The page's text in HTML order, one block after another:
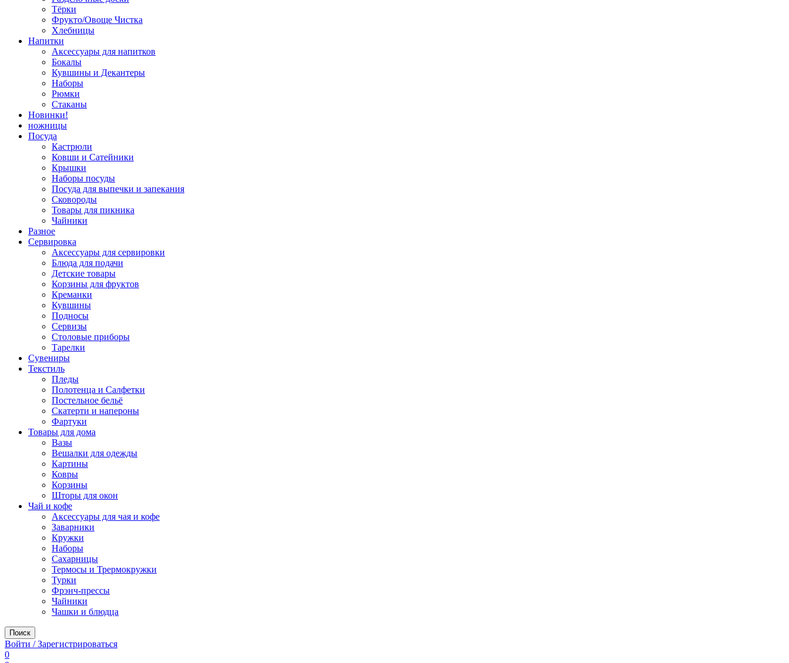
Тёрки
Фрукто/Овоще Чистка
Хлебницы
Напитки
Аксессуары для напитков
Бокалы
Кувшины и Декантеры
Наборы
Рюмки
Стаканы
Новинки!
ножницы
Посуда
Кастрюли
Ковши и Сатейники
Крышки
Наборы посуды
Посуда для выпечки и запекания
Сковороды
Товары для пикника
Чайники
Разное
Сервировка
Аксессуары для сервировки
Блюда для подачи
Детские товары
Корзины для фруктов
Креманки
Кувшины
Подносы
Сервизы
Столовые приборы
Тарелки
Сувениры
Текстиль
Пледы
Полотенца и Салфетки
Постельное бельё
Скатерти и напероны
Фартуки
Товары для дома
Вазы
Вешалки для одежды
Картины
Ковры
Корзины
Шторы для окон
Чай и кофе
Аксессуары для чая и кофе
Заварники
Кружки
Наборы
Сахарницы
Термосы и Трермокружки
Турки
Фрэнч-прессы
Чайники
Чашки и блюдца
Поиск
Войти / Зарегистрироваться
0